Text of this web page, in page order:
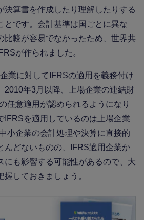
決算書を作成したり理解したりする
とです。会計基準は国ごとに異な
比較が容易でなかったため、世界共
が作られました。
業に対してIFRSの適用を義務付け
2010年3月以降、上場企業の連結財
任意適用が認められるようになり
IFRSを適用しているのは上場企業
小企業の会計処理や決算に直接的
んどないものの、IFRS適用企業か
にも影響する可能性があるので、大
しておきましょう。